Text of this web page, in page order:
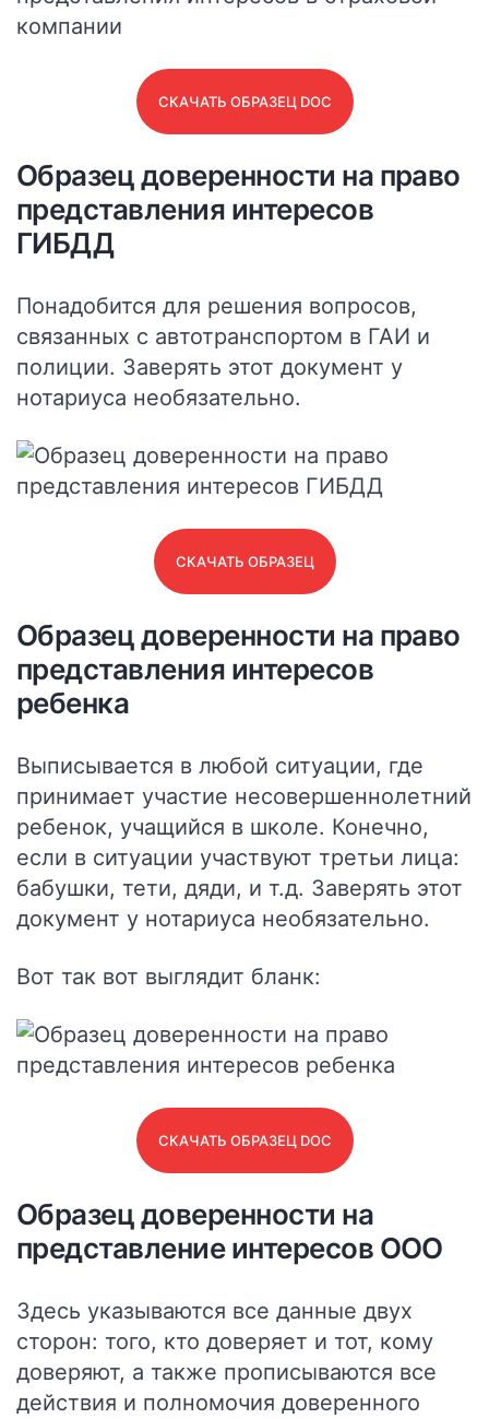
СКАЧАТЬ ОБРАЗЕЦ DOC
Образец доверенности на право
представления интересов
ГИБДД
Понадобится для решения вопросов,
связанных с автотранспортом в ГАИ и
полиции. Заверять этот документ у
нотариуса необязательно.
СКАЧАТЬ ОБРАЗЕЦ
Образец доверенности на право
представления интересов
ребенка
Выписывается в любой ситуации, где
принимает участие несовершеннолетний
ребенок, учащийся в школе. Конечно,
если в ситуации участвуют третьи лица:
бабушки, тети, дяди, и т.д. Заверять этот
документ у нотариуса необязательно.
Вот так вот выглядит бланк:
СКАЧАТЬ ОБРАЗЕЦ DOC
Образец доверенности на
представление интересов ООО
Здесь указываются все данные двух
сторон: того, кто доверяет и тот, кому
доверяют, а также прописываются все
действия и полномочия доверенного